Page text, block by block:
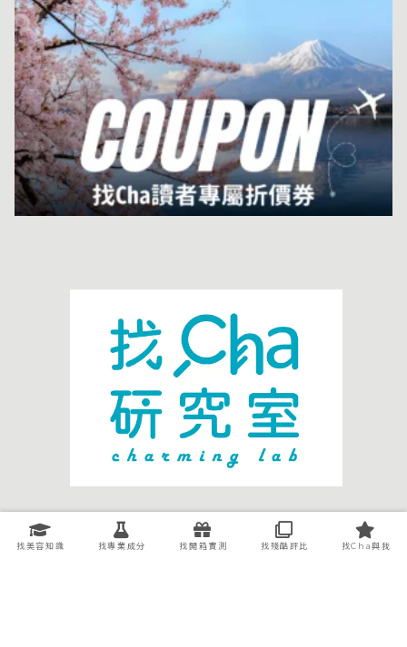
關於我們
廣告洽談
聯絡我們
智慧財產權處理
找美容知識 找專業成分 找開箱實測 找殘酷評比 找Cha與我